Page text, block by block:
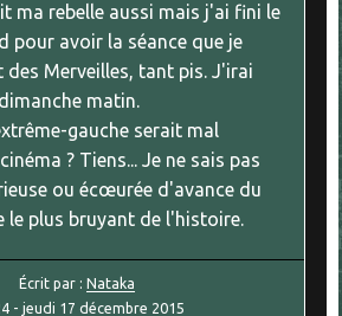
ma rebelle aussi mais j'ai fini le
pour avoir la séance que je
Merveilles, tant pis. J'irai
matin.
gauche serait mal
? Tiens... Je ne sais pas
ou écœurée d'avance du
le plus bruyant de l'histoire.
Écrit par : Nataka
-jeudi 17 décembre 2015